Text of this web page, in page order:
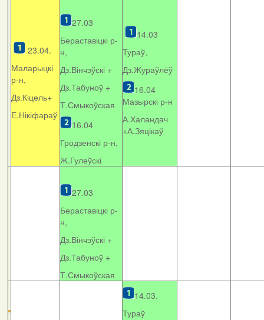
23.04.
Маларыцкі
р-н,
Дз.Кіцель+
Е.Нікіфараў
27.03
Бераставіцкі р-
н,
Дз.Вінчэўскі +
Дз.Табуноў +
Т.Смыкоўская
16.04
Гродзенскі р-н,
Ж.Гулеўскі
14.03
Тураў,
Дз.Жураўлёў
16.04
Мазырскі р-н
А.Халандач
+А.Зяцікаў
27.03
Бераставіцкі р-
н,
Дз.Вінчэўскі +
Дз.Табуноў +
Т.Смыкоўская
14.03.
Тураў